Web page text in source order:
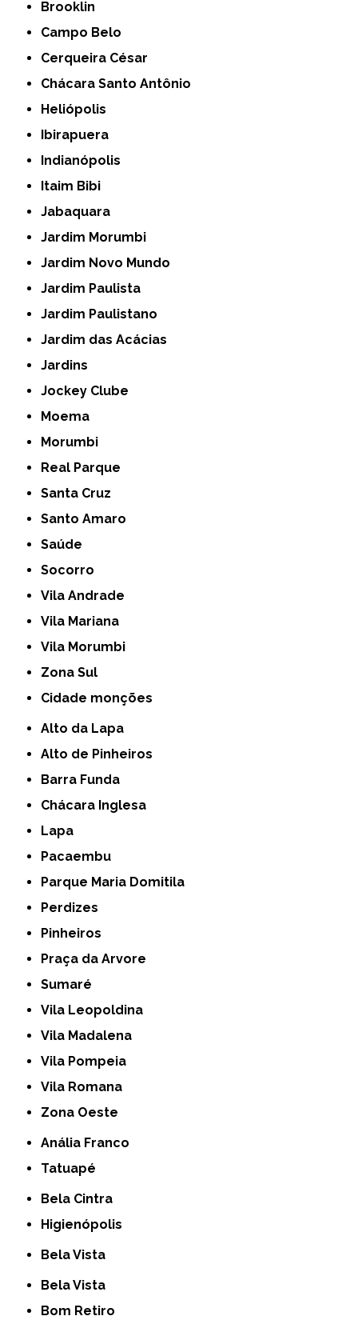
Brooklin
Campo Belo
Cerqueira César
Chácara Santo Antônio
Heliópolis
Ibirapuera
Indianópolis
Itaim Bibi
Jabaquara
Jardim Morumbi
Jardim Novo Mundo
Jardim Paulista
Jardim Paulistano
Jardim das Acácias
Jardins
Jockey Clube
Moema
Morumbi
Real Parque
Santa Cruz
Santo Amaro
Saúde
Socorro
Vila Andrade
Vila Mariana
Vila Morumbi
Zona Sul
cidade monções
Alto da Lapa
Alto de Pinheiros
Barra Funda
Chácara Inglesa
Lapa
Pacaembu
Parque Maria Domitila
Perdizes
Pinheiros
Praça da Arvore
Sumaré
Vila Leopoldina
Vila Madalena
Vila Pompeia
Vila Romana
Zona Oeste
Anália Franco
Tatuapé
Bela Cintra
Higienópolis
Bela Vista
Bela Vista
Bom Retiro